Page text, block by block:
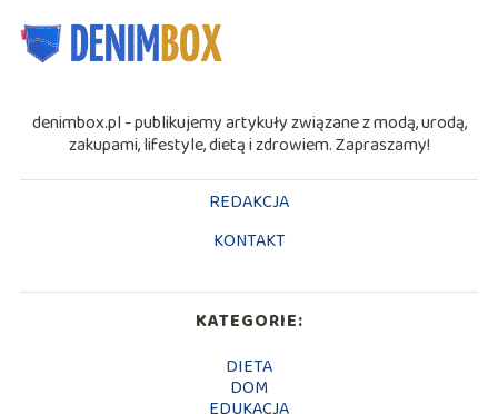
denimbox.pl - publikujemy artykuły związane z modą, urodą,
zakupami, lifestyle, dietą i zdrowiem. Zapraszamy!
REDAKCJA
KONTAKT
KATEGORIE:
DIETA
DOM